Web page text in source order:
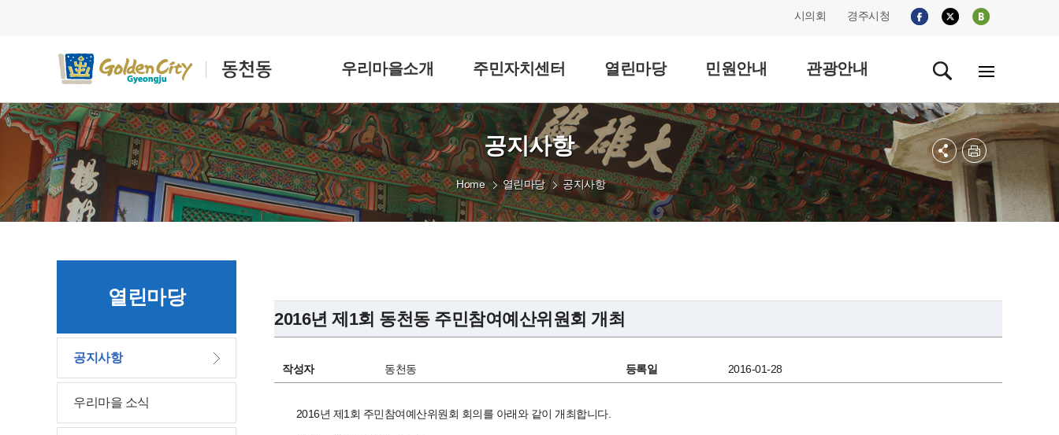
시의회 경주시청
우리마을소개 주민자치센터 열린마당 민원안내 관광안내
열린마당
공지사항
우리마을 소식
공지사항
Home 열린마당 공지사항
2016년 제1회 동천동 주민참여예산위원회 개최
작성자 동천동 등록일 2016-01-28
2016년 제1회 주민참여예산위원회 회의를 아래와 같이 개최합니다.